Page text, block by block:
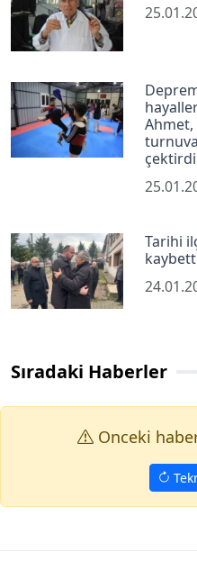
Ahmet,
çektirdi
Tarihi
Sıradaki Haberler
Onceki